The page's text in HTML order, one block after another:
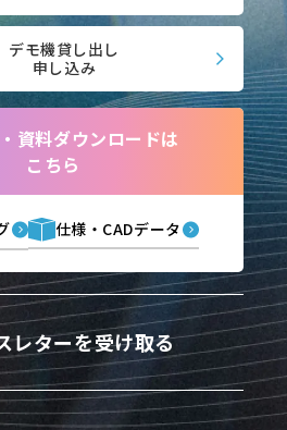
デモ機貸し出し
申し込み
資料ダウンロードは
こちら
仕様・CADデータ
レターを受け取る